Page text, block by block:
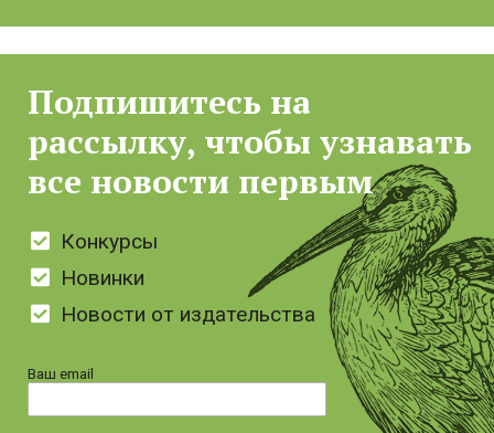
Подпишитесь на
рассылку, чтобы узнавать
все новости первым
Конкурсы
Новинки
Новости от издательства
Ваш email